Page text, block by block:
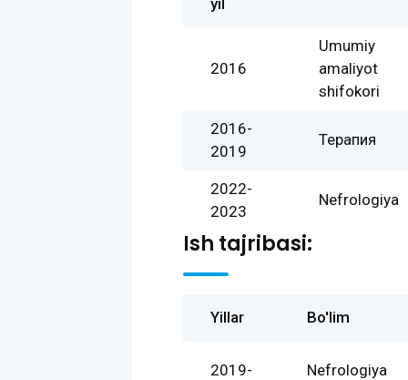
2016
Umumiy
amaliyot
shifokori
2016-
2019
Терапия
2022-
2023
Nefrologiya
Ish tajribasi:
Yillar Bo'lim
2019-
Nefrologiya